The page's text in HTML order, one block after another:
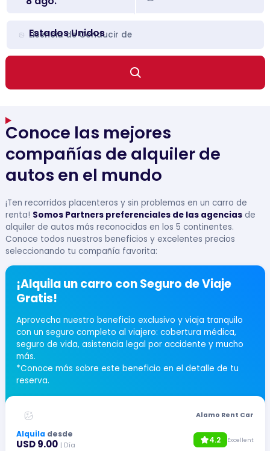
Licencia de Conducir de
Estados Unidos
Conoce las mejores
compañías de alquiler de
autos en el mundo
¡Ten recorridos placenteros y sin problemas en un carro de
renta! Somos Partners preferenciales de las agenciasde
alquiler de autos más reconocidas en los 5 continentes.
Conoce todos nuestros beneficios y excelentes precios
seleccionando tu compañía favorita:
¡Alquila un carro con Seguro de Viaje
Gratis!
Aprovecha nuestro beneficio exclusivo y viaja tranquilo
con un seguro completo al viajero: cobertura médica,
seguro de vida, asistencia legal por accidente y mucho
más.
*Conoce más sobre este beneficio en el detalle de tu
reserva.
Alamo Rent Car
Alquila desde
USD 9.00 | Día 4.2 Excellent